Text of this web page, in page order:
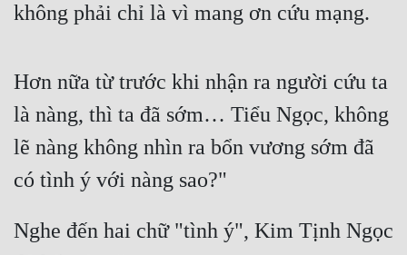
không phải chỉ là vì mang ơn cứu mạng.
Hơn nữa từ trước khi nhận ra người cứu ta
là nàng, thì ta đã sớm… Tiểu Ngọc, không
lẽ nàng không nhìn ra bổn vương sớm đã
có tình ý với nàng sao?"
Nghe đến hai chữ "tình ý", Kim Tịnh Ngọc